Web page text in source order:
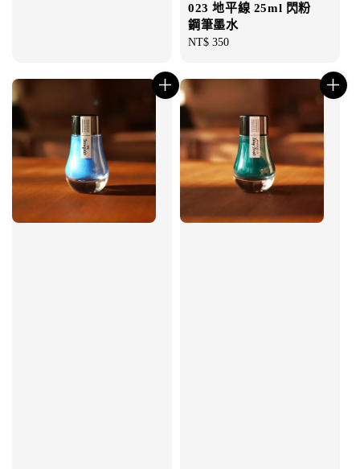
023 地平線 25ml 閃粉
鋼筆墨水
Regular
NT$ 350